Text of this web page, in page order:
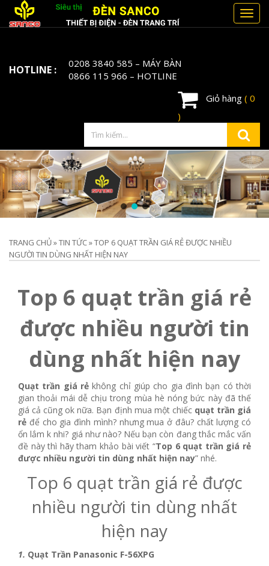
HOTLINE : 0208 3840 585 – MÁY BÀN
0866 115 966 – HOTLINE
Giỏ hàng ( 0
)
TRANG CHỦ»TIN TỨC»TOP 6 QUẠT TRẦN GIÁ RẺ ĐƯỢC NHIỀU
NGƯỜI TIN DÙNG NHẤT HIỆN NAY
Top 6 quạt trần giá rẻ
được nhiều người tin
dùng nhất hiện nay
Quạt trần giá rẻ không chỉ giúp cho gia đình bạn có thời
gian thoải mái dễ chịu trong mùa hè nóng bức này đã thế
giá cả cũng ok nữa. Bạn định mua một chiếc quạt trần giá
rẻ để cho gia đình mình? nhưng mua ở đâu? chất lượng có
ổn lắm k nhi? giá như nào? Nếu bạn còn đang thắc mắc vấn
đề này thì hãy tham khảo bài viết “Top 6 quạt trần giá rẻ
được nhiều người tin dùng nhất hiện nay” nhé.
Top 6 quạt trần giá rẻ được
nhiều người tin dùng nhất
hiện nay
1. Quạt Trần Panasonic F-56XPG